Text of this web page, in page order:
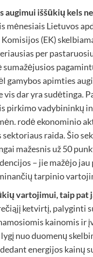
augimui iššūkių kels
mėnesiais Lietuvos
(EK)
per
sumažėjusios
gamybos apimties
vis dar yra sudėtinga.
pirkimo vadybininkų
rodė ekonominio
sektoriaus raida. Šio
mažesnis už 50
– jie mažėjo
tarpinio
vartojimui, taip pat
ketvirtį, palyginti
kainomis ir
nuo duomenų
energijos kainų